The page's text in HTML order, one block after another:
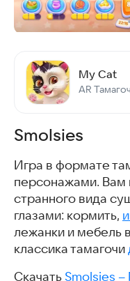
My Cat
Smolsies
Игра в формате
персонажами. Вам
странного вида
глазами: кормить,
лежанки и мебель
классика тамагочи
Скачать Smolsies –